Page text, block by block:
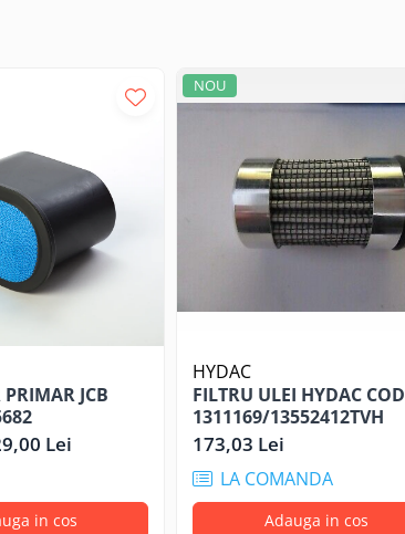
JCB
Lei
in cos
NOU
HYDAC
FILTRU ULEI HYDAC COD
1311169/13552412TVH
173,03 Lei
LA COMANDA
Adauga in cos